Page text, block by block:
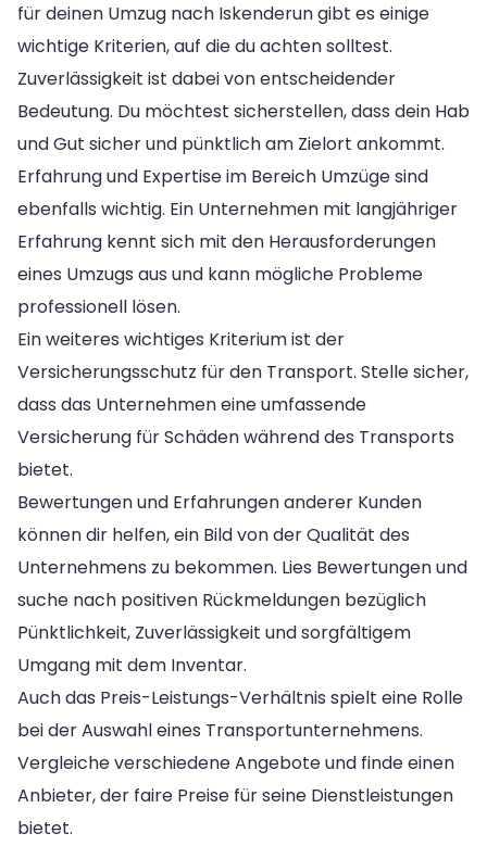
für deinen Umzug nach Iskenderun gibt es einige
wichtige Kriterien, auf die du achten solltest.
Zuverlässigkeit ist dabei von entscheidender
Bedeutung. Du möchtest sicherstellen, dass dein Hab
und Gut sicher und pünktlich am Zielort ankommt.
Erfahrung und Expertise im Bereich Umzüge sind
ebenfalls wichtig. Ein Unternehmen mit langjähriger
Erfahrung kennt sich mit den Herausforderungen
eines Umzugs aus und kann mögliche Probleme
professionell lösen.
Ein weiteres wichtiges Kriterium ist der
Versicherungsschutz für den Transport. Stelle sicher,
dass das Unternehmen eine umfassende
Versicherung für Schäden während des Transports
bietet.
Bewertungen und Erfahrungen anderer Kunden
können dir helfen, ein Bild von der Qualität des
Unternehmens zu bekommen. Lies Bewertungen und
suche nach positiven Rückmeldungen bezüglich
Pünktlichkeit, Zuverlässigkeit und sorgfältigem
Umgang mit dem Inventar.
Auch das Preis-Leistungs-Verhältnis spielt eine Rolle
bei der Auswahl eines Transportunternehmens.
Vergleiche verschiedene Angebote und finde einen
Anbieter, der faire Preise für seine Dienstleistungen
bietet.